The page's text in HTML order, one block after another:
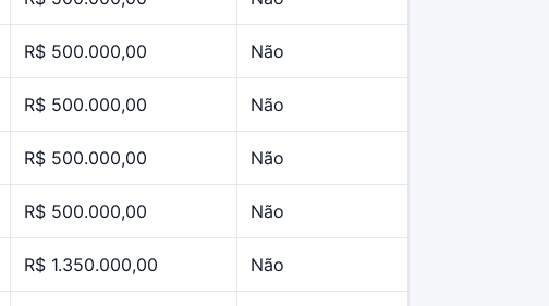
R$ 500.000,00 Não
R$ 500.000,00 Não
R$ 500.000,00 Não
R$ 500.000,00 Não
R$ 1.350.000,00 Não